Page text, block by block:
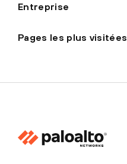
Entreprise
Pages les plus visitées